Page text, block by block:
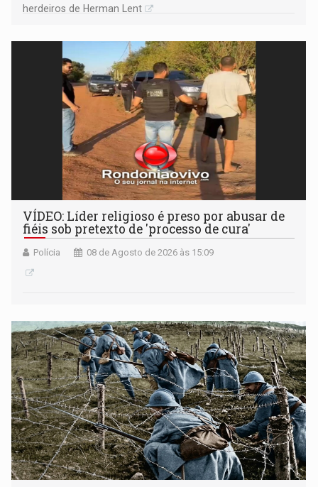
herdeiros de Herman Lent
VÍDEO: Líder religioso é preso por abusar de
fiéis sob pretexto de 'processo de cura'
Polícia 08 de Agosto de 2026 às 15:09